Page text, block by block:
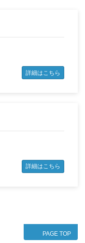
詳細はこちら
詳細はこちら
PAGE TOP